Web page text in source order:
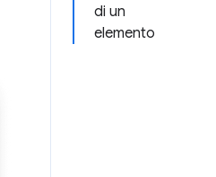
di un
elemento